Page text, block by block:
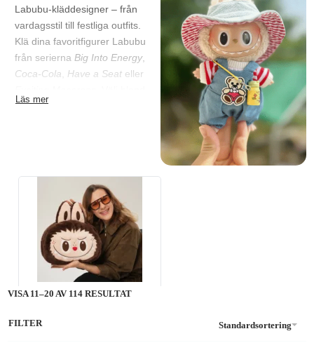
Labubu-kläddesigner – från
vardagsstil till festliga outfits.
Klä dina favoritfigurer Labubu
från serierna Big Into Energy,
Coca-Cola
Have a Seat eller
olika stilar för både barn och
VISA11–20 AV 114 RESULTAT
Standardsortering
FILTER